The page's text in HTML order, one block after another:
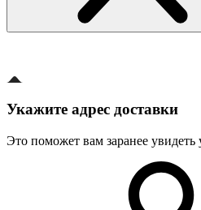
Укажите адрес доставки
Это поможет вам заранее увидеть